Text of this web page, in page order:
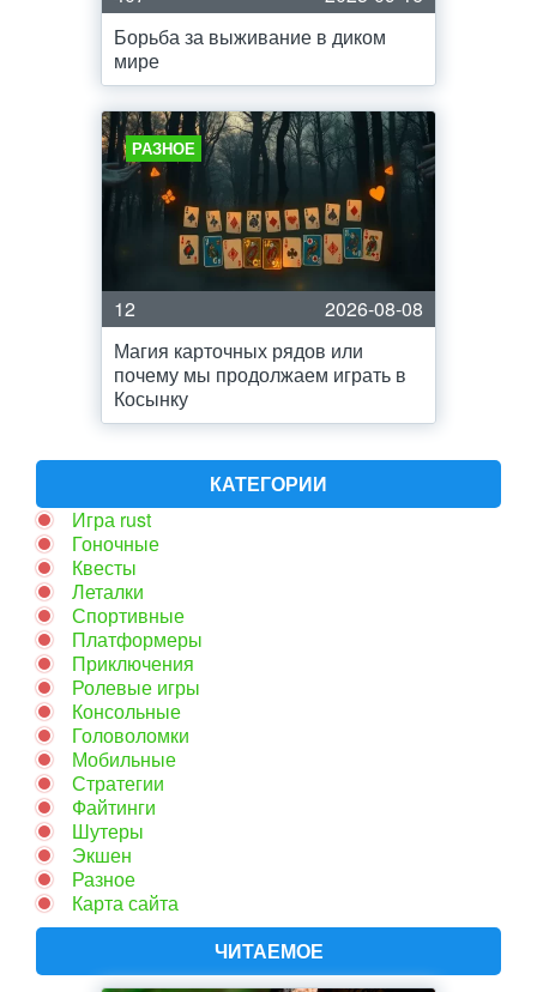
Борьба за выживание в диком
мире
РАЗНОЕ
12
2026-08-08
Магия карточных рядов или
почему мы продолжаем играть в
Косынку
КАТЕГОРИИ
Игра rust
Гоночные
Квесты
Леталки
Спортивные
Платформеры
Приключения
Ролевые игры
Консольные
Головоломки
Мобильные
Стратегии
Файтинги
Шутеры
Экшен
Разное
Карта сайта
ЧИТАЕМОЕ